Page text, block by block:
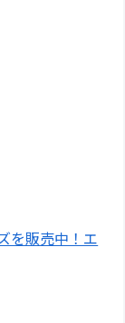
を販売中！エ